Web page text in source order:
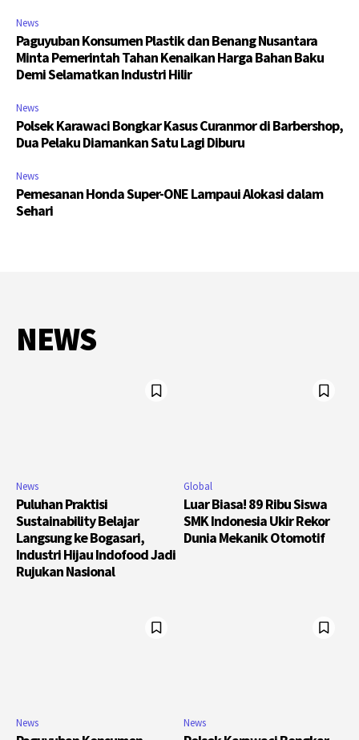
News
Paguyuban Konsumen Plastik dan Benang Nusantara
Minta Pemerintah Tahan Kenaikan Harga Bahan Baku
Demi Selamatkan Industri Hilir
News
Polsek Karawaci Bongkar Kasus Curanmor di Barbershop,
Dua Pelaku Diamankan Satu Lagi Diburu
News
Pemesanan Honda Super-ONE Lampaui Alokasi dalam
Sehari
NEWS
News
Puluhan Praktisi
Sustainability Belajar
Langsung ke Bogasari,
Industri Hijau Indofood Jadi
Rujukan Nasional
Global
Luar Biasa! 89 Ribu Siswa
SMK Indonesia Ukir Rekor
Dunia Mekanik Otomotif
News News